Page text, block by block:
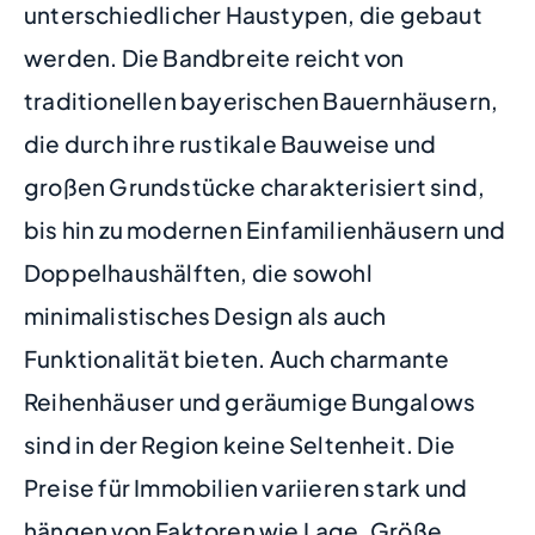
unterschiedlicher Haustypen, die gebaut
werden. Die Bandbreite reicht von
traditionellen bayerischen Bauernhäusern,
die durch ihre rustikale Bauweise und
großen Grundstücke charakterisiert sind,
bis hin zu modernen Einfamilienhäusern und
Doppelhaushälften, die sowohl
minimalistisches Design als auch
Funktionalität bieten. Auch charmante
Reihenhäuser und geräumige Bungalows
sind in der Region keine Seltenheit. Die
Preise für Immobilien variieren stark und